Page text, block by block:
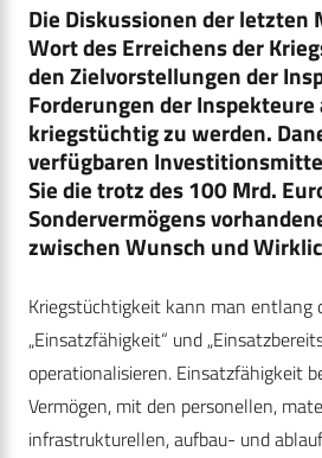
Die Diskussionen der letzten
Wort des Erreichens der
den Zielvorstellungen der
Forderungen der
kriegstüchtig zu werden.
verfügbaren
Sie die trotz des 100 Mrd.
Sondervermögens
zwischen Wunsch und
Kriegstüchtigkeit kann man entlang
„Einsatzfähigkeit“ und
operationalisieren. Einsatzfähigkeit
Vermögen, mit den personellen,
infrastrukturellen, aufbau- und